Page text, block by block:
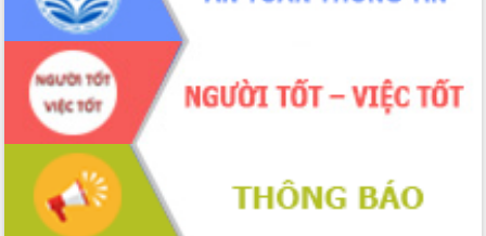
kinh tế từ 10% trở lên trong Quý
II/2026
Đắk Lắk ký kết thỏa thuận hợp tác về
chuyển đổi số giai đoạn 2026 – 2030
với Tập đoàn Bưu chính Viễn thông
Việt Nam
Thứ trưởng Bộ Y tế làm việc với tỉnh
Đắk Lắk về phát triển nhân lực y tế
cho trạm y tế cấp xã
Du lịch Đắk Lắk nâng tầm trải nghiệm